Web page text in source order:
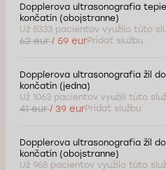
Dopplerova ultrasonografia
končatín (obojstranne)
Už 5333 pacientov využilo túto
62 eur/ 59 eurPridať službu
Dopplerova ultrasonografia žíl
končatín (jedna)
Už 1063 pacientov využili túto
41 eur/ 39 eurPridať službu
Dopplerova ultrasonografia žíl
končatín (obojstranne)
Už 968 pacientov využilo túto